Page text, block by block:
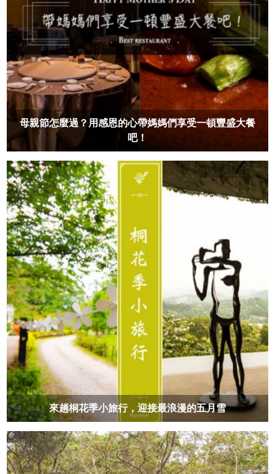
母親節怎麼過？用感恩的心帶媽媽們享受一頓豐盛大餐
吧！
來趟桐花季小旅行，迎接最浪漫的五月雪